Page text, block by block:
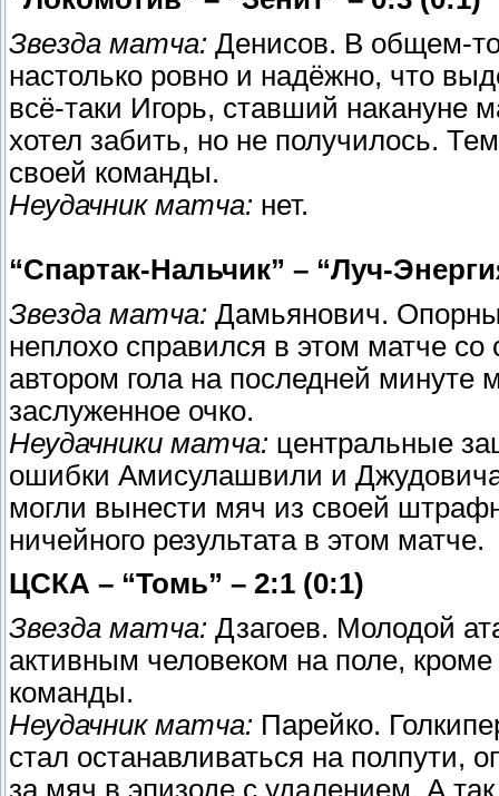
Звезда матча: Денисов. В общем-
настолько ровно и надёжно, что
всё-таки Игорь, ставший накануне
хотел забить, но не получилось.
своей команды.
Неудачник матча: нет.
“Спартак-Нальчик” – “Луч-
Звезда матча: Дамьянович.
неплохо справился в этом матче
автором гола на последней минуте
заслуженное очко.
Неудачники матча: центральные
ошибки Амисулашвили и
могли вынести мяч из своей
ничейного результата в этом матче.
ЦСКА – “Томь” – 2:1 (0:1)
Звезда матча: Дзагоев. Молодой
активным человеком на поле, кроме
команды.
Неудачник матча: Парейко.
стал останавливаться на полпути,
за мяч в эпизоде с удалением. А